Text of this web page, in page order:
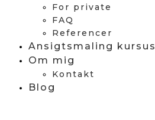
For private
FAQ
Referencer
Ansigtsmaling kursus
Om mig
Kontakt
Blog